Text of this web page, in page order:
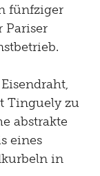
fünfziger
Pariser
Tinguely zu
abstrakte
eines
in